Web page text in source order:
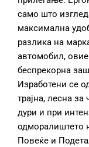
само што
максимална
разлика на
автомобил,
беспрекорна
Изработени се
трајна, лесна
дури и при
одморалиштето
Повеќе и